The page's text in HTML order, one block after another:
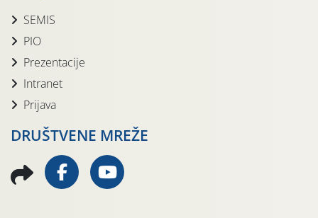
SEMIS
PIO
Prezentacije
Intranet
Prijava
DRUŠTVENE MREŽE